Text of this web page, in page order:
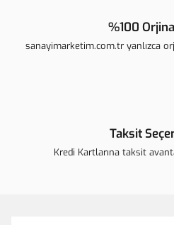
%100
sanayimarketim.com.tr yanlızca
Taksit
Kredi Kartlarına taksit